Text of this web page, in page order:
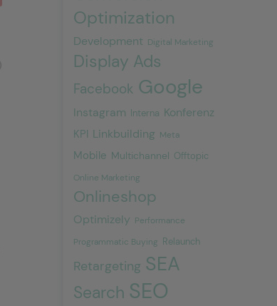
Optimization
Development Digital Marketing
Display Ads
Facebook Google
Instagram Interna Konferenz
KPI Linkbuilding Meta
Mobile Multichannel Offtopic
Online Marketing
Onlineshop
Optimizely Performance
Programmatic Buying Relaunch
Retargeting SEA
Search SEO